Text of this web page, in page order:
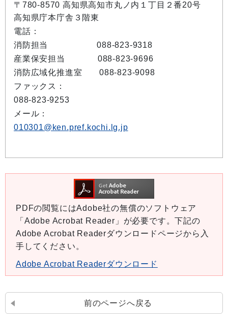
〒780-8570 高知県高知市丸ノ内１丁目２番20号
高知県庁本庁舎３階東
電話：
消防担当
088-823-9318
産業保安担当
088-823-9696
消防広域化推進室 088-823-9098
ファックス：
088-823-9253
メール：
010301@ken.pref.kochi.lg.jp
PDFの閲覧にはAdobe社の無償のソフトウェア
「Adobe Acrobat Reader」が必要です。下記の
Adobe Acrobat Readerダウンロードページから入
手してください。
Adobe Acrobat Readerダウンロード
前のページへ戻る